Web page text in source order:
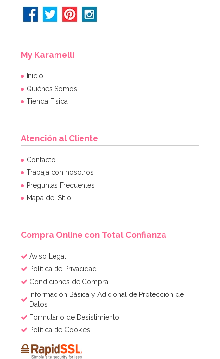
Molde para hacer helados en forma de paraguas
7,95€
AÑADIR
My Karamelli
Inicio
Quiénes Somos
Tienda Física
Atención al Cliente
Contacto
Trabaja con nosotros
Preguntas Frecuentes
Mapa del Sitio
Compra Online con Total Confianza
Aviso Legal
Política de Privacidad
Condiciones de Compra
Información Básica y Adicional de Protección de
Datos
Formulario de Desistimiento
Política de Cookies